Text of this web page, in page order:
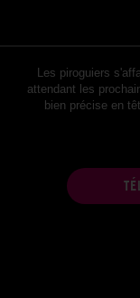
Les piroguiers
attendant les
bien précise en